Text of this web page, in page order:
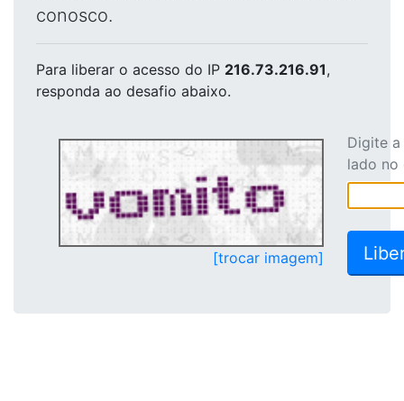
conosco.
Para liberar o acesso do IP 216.73.216.91,
responda ao desafio abaixo.
[trocar imagem]
Digite
lado no